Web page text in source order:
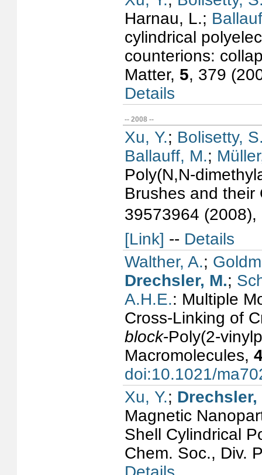
Harnau, L.;
cylindrical
counterions:
Matter, 5, 379
Details
-- 2008 --
Xu, Y.; Bolisetty,
Ballauff, M.;
Poly(N,N-
Brushes and
39573964 (2008),
[Link] -- Details
Walther, A.;
Drechsler, M.;
A.H.E.: Multiple
Cross-Linking of
block-Poly(2-
Macromolecules,
doi:10.1021/
Xu, Y.; Drechsler,
Magnetic
Shell Cylindrical
Chem. Soc., Div.